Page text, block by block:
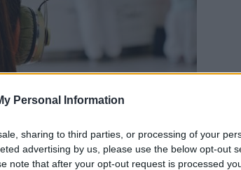
Personal Information
sharing to third parties, or processing of your
advertising by us, please use the below opt-out
note that after your opt-out request is processed